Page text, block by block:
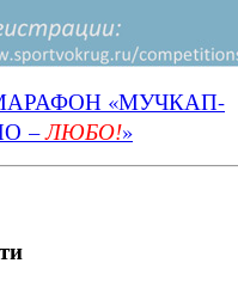
«МУЧКАП-
–ЛЮБО!»